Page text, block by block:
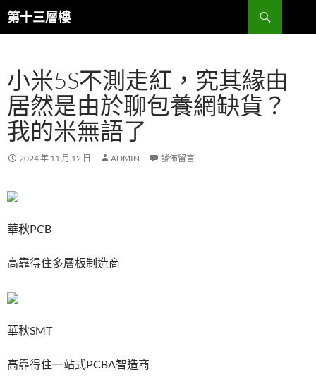
跳
至第十三層樓
搜
尋
小米5S不測走紅，究其緣由
居然是由於聊包養網缺貨？
我的米無語了
2024 年 11 月 12 日 ADMIN 發佈留言
華秋PCB
高靠得住多層板制造商
華秋SMT
高靠得住一站式PCBA智造商